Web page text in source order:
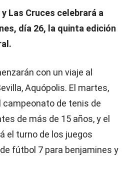
Las Cruces celebrará a
día 26, la quinta edición
con un viaje al
Aquópolis. El martes,
campeonato de tenis de
de más de 15 años, y el
el turno de los juegos
fútbol 7 para benjamines y